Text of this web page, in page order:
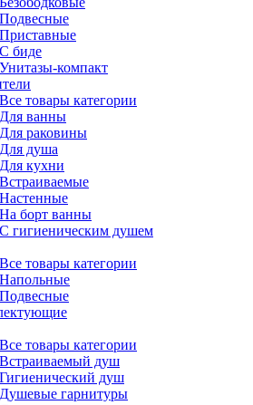
Подвесные
Приставные
С биде
Унитазы-компакт
Все товары категории
Для ванны
Для раковины
Для душа
Для кухни
Встраиваемые
Настенные
На борт ванны
С гигиеническим душем
Все товары категории
Напольные
Подвесные
Все товары категории
Встраиваемый душ
Гигиенический душ
Душевые гарнитуры